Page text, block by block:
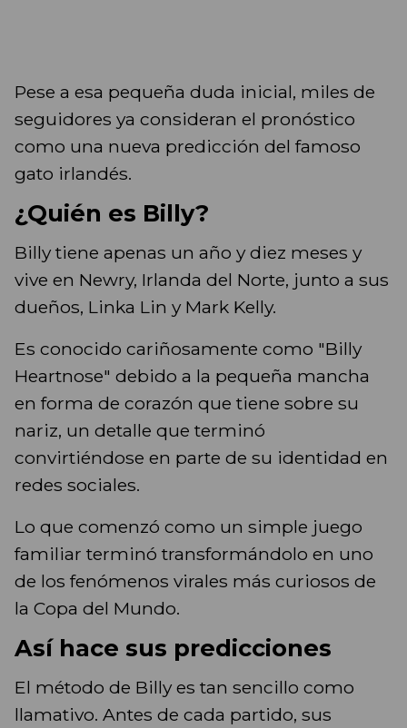
Pese a esa pequeña duda inicial, miles de
seguidores ya consideran el pronóstico
como una nueva predicción del famoso
gato irlandés.
¿Quién es Billy?
Billy tiene apenas un año y diez meses y
vive en Newry, Irlanda del Norte, junto a sus
dueños, Linka Lin y Mark Kelly.
Es conocido cariñosamente como "Billy
Heartnose" debido a la pequeña mancha
en forma de corazón que tiene sobre su
nariz, un detalle que terminó
convirtiéndose en parte de su identidad en
redes sociales.
Lo que comenzó como un simple juego
familiar terminó transformándolo en uno
de los fenómenos virales más curiosos de
la Copa del Mundo.
Así hace sus predicciones
El método de Billy es tan sencillo como
llamativo. Antes de cada partido, sus